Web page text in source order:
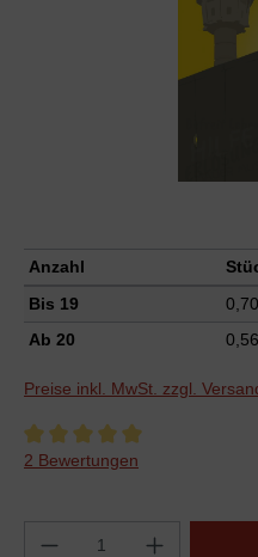
Anzahl
Bis 19
Ab 20
Preise inkl. MwSt. zzgl.
Durchschnittliche Bewertung
2 Bewertungen